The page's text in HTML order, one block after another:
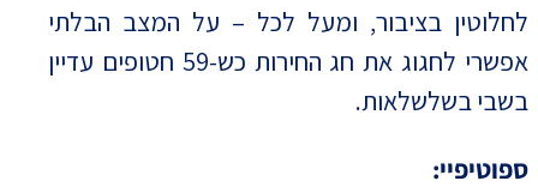
לחלוטין בציבור, ומעל לכל – על המצב הבלתי
אפשרי לחגוג את חג החירות כש-59 חטופים עדיין
בשבי בשלשלאות.
ספוטיפיי: